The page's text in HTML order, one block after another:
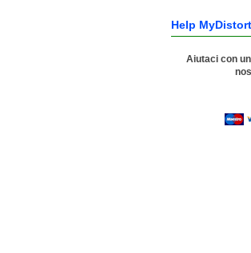
Help
Aiutaci con